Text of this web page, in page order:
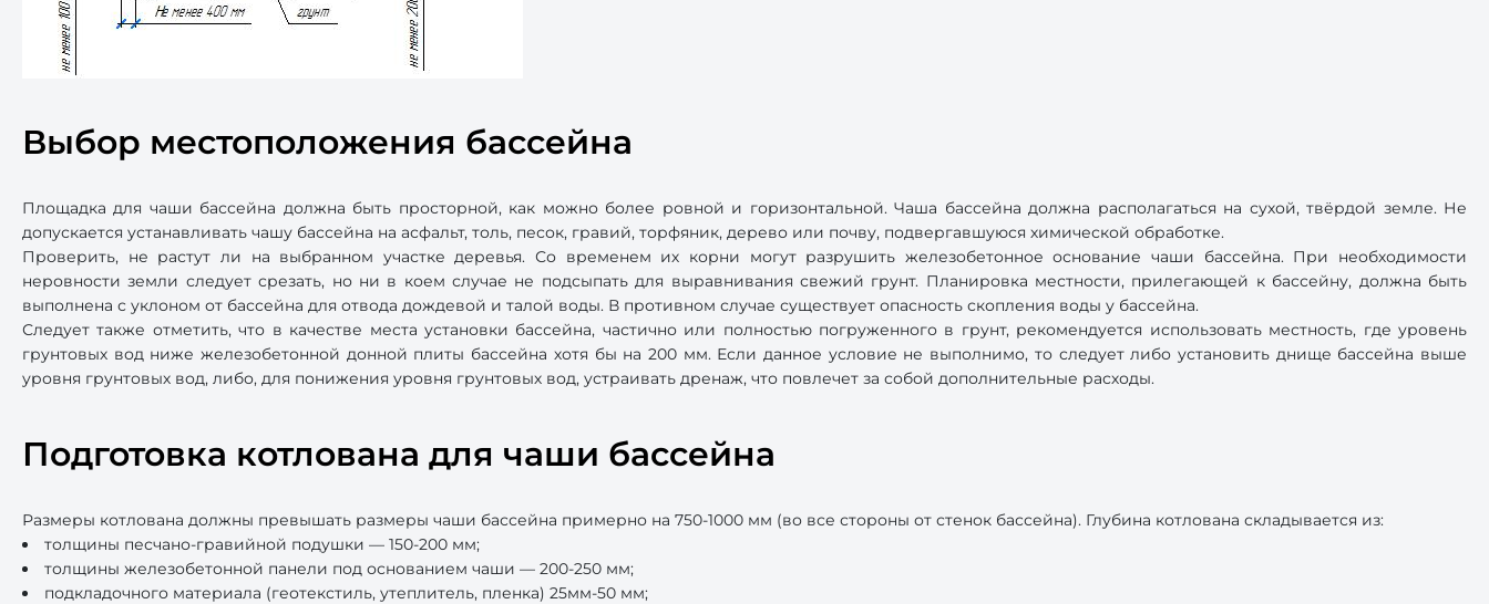
Выбор местоположения бассейна
Площадка для чаши бассейна должна быть просторной, как можно более ровной и горизонтальной. Чаша бассейна должна располагаться на сухой, твёрдой земле. Не
допускается устанавливать чашу бассейна на асфальт, толь, песок, гравий, торфяник, дерево или почву, подвергавшуюся химической обработке.
Проверить, не растут ли на выбранном участке деревья. Со временем их корни могут разрушить железобетонное основание чаши бассейна. При необходимости
неровности земли следует срезать, но ни в коем случае не подсыпать для выравнивания свежий грунт. Планировка местности, прилегающей к бассейну, должна быть
выполнена с уклоном от бассейна для отвода дождевой и талой воды. В противном случае существует опасность скопления воды у бассейна.
Следует также отметить, что в качестве места установки бассейна, частично или полностью погруженного в грунт, рекомендуется использовать местность, где уровень
грунтовых вод ниже железобетонной донной плиты бассейна хотя бы на 200 мм. Если данное условие не выполнимо, то следует либо установить днище бассейна выше
уровня грунтовых вод, либо, для понижения уровня грунтовых вод, устраивать дренаж, что повлечет за собой дополнительные расходы.
Подготовка котлована для чаши бассейна
Размеры котлована должны превышать размеры чаши бассейна примерно на 750-1000 мм (во все стороны от стенок бассейна). Глубина котлована складывается из:
толщины песчано-гравийной подушки — 150-200 мм;
толщины железобетонной панели под основанием чаши — 200-250 мм;
подкладочного материала (геотекстиль, утеплитель, пленка) 25мм-50 мм;